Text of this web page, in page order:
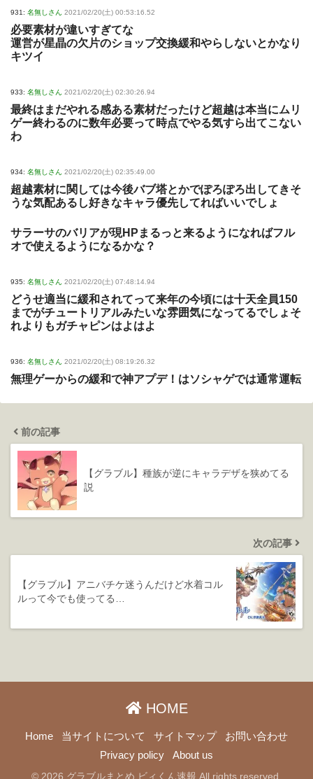
931: 名無しさん 2021/02/20(土) 00:53:16.52
必要素材が違いすぎてな
運営が星晶の欠片のショップ交換緩和やらしないとかなり
キツイ
933: 名無しさん 2021/02/20(土) 02:30:26.94
最終はまだやれる感ある素材だったけど超越は本当にムリ
ゲー終わるのに数年必要って時点でやる気すら出てこない
わ
934: 名無しさん 2021/02/20(土) 02:35:49.00
超越素材に関しては今後バブ塔とかでぽろぽろ出してきそ
うな気配あるし好きなキャラ優先してればいいでしょ
サラーサのバリアが現HPまるっと来るようになればフル
オで使えるようになるかな？
935: 名無しさん 2021/02/20(土) 07:48:14.94
どうせ適当に緩和されてって来年の今頃には十天全員150
までがチュートリアルみたいな雰囲気になってるでしょそ
れよりもガチャピンはよはよ
936: 名無しさん 2021/02/20(土) 08:19:26.32
無理ゲーからの緩和で神アプデ！はソシャゲでは通常運転
前の記事
【グラブル】種族が逆にキャラデザを狭めてる
説
次の記事
【グラブル】アニバチケ迷うんだけど水着コル
ルって今でも使ってる…
HOME
Home 当サイトについて サイトマップ
お問い合わせ
Privacy policy
About us
© 2026 グラブルまとめ ビィくん速報 All rights reserved.